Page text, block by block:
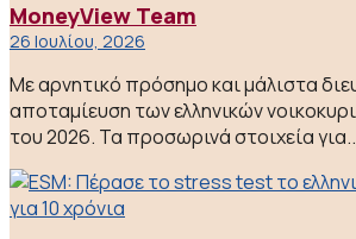
MoneyView Team
26 Ιουλίου, 2026
Με αρνητικό πρόσημο και μάλιστα
αποταμίευση των ελληνικών
του 2026. Τα προσωρινά στοιχεία